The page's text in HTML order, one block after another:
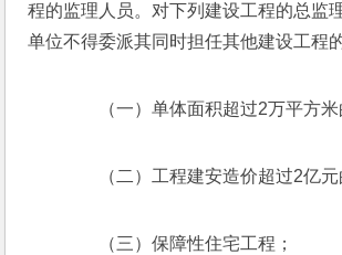
程的监理人员。对下列建设工程的总监
单位不得委派其同时担任其他建设工程
（一）单体面积超过2万平方米
（二）工程建安造价超过2亿元
（三）保障性住宅工程；